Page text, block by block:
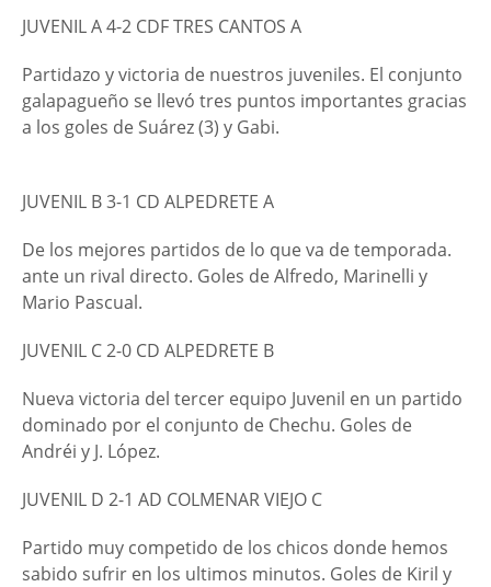
JUVENIL A 4-2 CDF TRES CANTOS A
Partidazo y victoria de nuestros juveniles. El conjunto
galapagueño se llevó tres puntos importantes gracias
a los goles de Suárez (3) y Gabi.
JUVENIL B 3-1 CD ALPEDRETE A
De los mejores partidos de lo que va de temporada.
ante un rival directo. Goles de Alfredo, Marinelli y
Mario Pascual.
JUVENIL C 2-0 CD ALPEDRETE B
Nueva victoria del tercer equipo Juvenil en un partido
dominado por el conjunto de Chechu. Goles de
Andréi y J. López.
JUVENIL D 2-1 AD COLMENAR VIEJO C
Partido muy competido de los chicos donde hemos
sabido sufrir en los ultimos minutos. Goles de Kiril y